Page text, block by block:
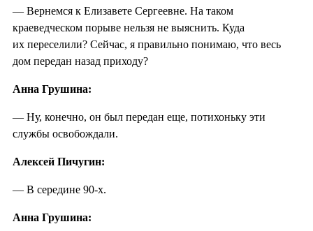
— Вернемся к Елизавете Сергеевне. На таком
краеведческом порыве нельзя не выяснить. Куда
их переселили? Сейчас, я правильно понимаю, что весь
дом передан назад приходу?
Анна Грушина:
— Ну, конечно, он был передан еще, потихоньку эти
службы освобождали.
Алексей Пичугин:
— В середине 90-х.
Анна Грушина: